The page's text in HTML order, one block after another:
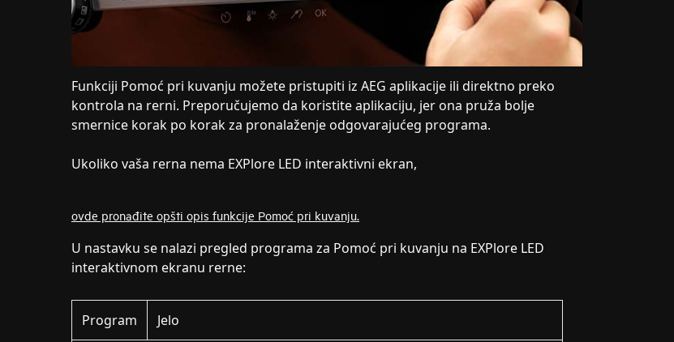
Funkciji Pomoć pri kuvanju možete pristupiti iz AEG aplikacije ili direktno preko
kontrola na rerni. Preporučujemo da koristite aplikaciju, jer ona pruža bolje
smernice korak po korak za pronalaženje odgovarajućeg programa.
Ukoliko vaša rerna nema EXPlore LED interaktivni ekran,
ovde pronađite opšti opis funkcije Pomoć pri kuvanju.
U nastavku se nalazi pregled programa za Pomoć pri kuvanju na EXPlore LED
interaktivnom ekranu rerne:
Program Jelo